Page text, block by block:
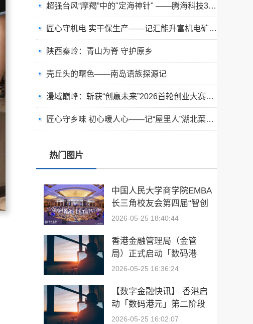
“聚企力·融爱心·共发展”庆祝第36个全国助残日
​魔都声优嘉年华超长待机 燃爆百联川沙9周年庆
热门图片
​中国人民大学商学院EMBA
长三角校友会第四届“智创
未来”论坛举行
2026-05-25 18:40:44
香港金融管理局（金管
局）正式启动「数码港
元」先导计划第二阶段清
央行数字货币
2026-05-25 16:36:24
【数字金融快讯】 香港启
动「数码港元」第二阶段
清算测试
2026-05-25 16:02:07